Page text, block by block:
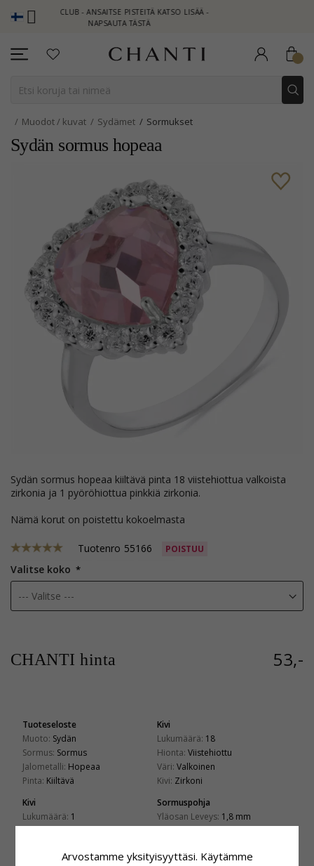
CLUB - ANSAITSE PISTEITÄ KATSO LISÄÄ -
NAPSAUTA TÄSTÄ
Muodot / kuvat Sydämet Sormukset
Sydän sormus hopeaa
sydän sormus hopeaa kiiltävä pinta 18 viistehiottua valkoista
zirkonia ja 1 pyöröhiottua pinkkiä zirkonia.
Nämä korut on poistettu kokoelmasta
Tuotenro 55166 POISTUU
Valitse koko
CHANTI hinta 53,-
Tuoteseloste
Muoto: Sydän
Sormus: Sormus
Jalometalli: Hopeaa
Pinta: Kiiltävä
Kivi
Lukumäärä: 18
Hionta: Viistehiottu
Väri: Valkoinen
Kivi: Zirkoni
Kivi
Lukumäärä: 1
Zirkoni
Sormuspohja
Yläosan Leveys: 1,8 mm
Paksuus Alaosa:1,1 mm
Arvostamme yksityisyyttäsi. Käytämme